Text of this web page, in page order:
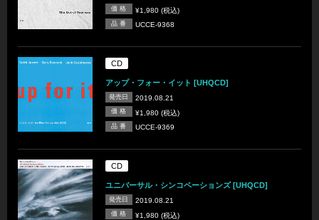
価 格 ¥1,980 (税込)
品 番 UCCE-9368
CD
アップ・フォー・イット [UHQCD]
発売日 2019.08.21
価 格 ¥1,980 (税込)
品 番 UCCE-9369
CD
ユニバーサル・シンコペーションズ [UHQCD]
発売日 2019.08.21
価 格 ¥1,980 (税込)